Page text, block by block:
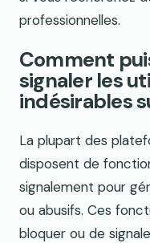
professionnelles.
Comment
signaler les
indésirables
La plupart des
disposent de
signalement pour
ou abusifs. Ces
bloquer ou de